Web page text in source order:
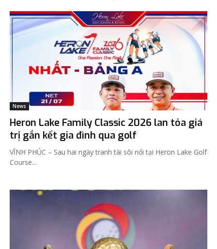
News
Heron Lake Family Classic 2026 lan tỏa giá
trị gắn kết gia đình qua golf
VĨNH PHÚC – Sau hai ngày tranh tài sôi nổi tại Heron Lake Golf
Course...